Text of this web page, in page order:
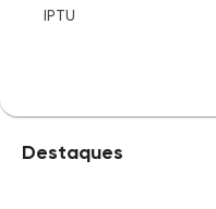
IPTU
Destaques